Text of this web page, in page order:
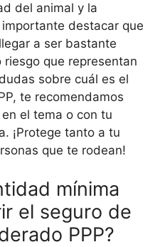
del animal y la
destacar que
a ser bastante
que representan
sobre cuál es el
te recomendamos
el tema o con tu
¡Protege tanto a tu
que te rodean!
mínima
el seguro de
PPP?